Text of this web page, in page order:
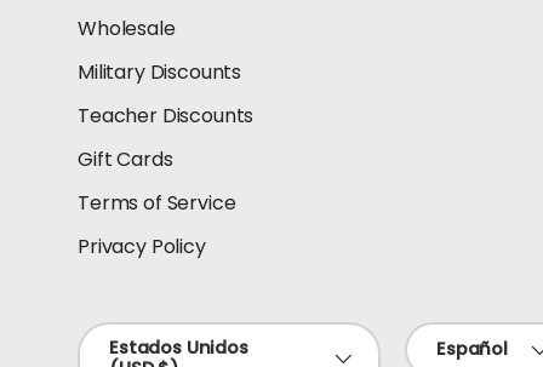
Wholesale
Military Discounts
Teacher Discounts
Gift Cards
Terms of Service
Privacy Policy
País/Región
Estados Unidos
Idioma
Español